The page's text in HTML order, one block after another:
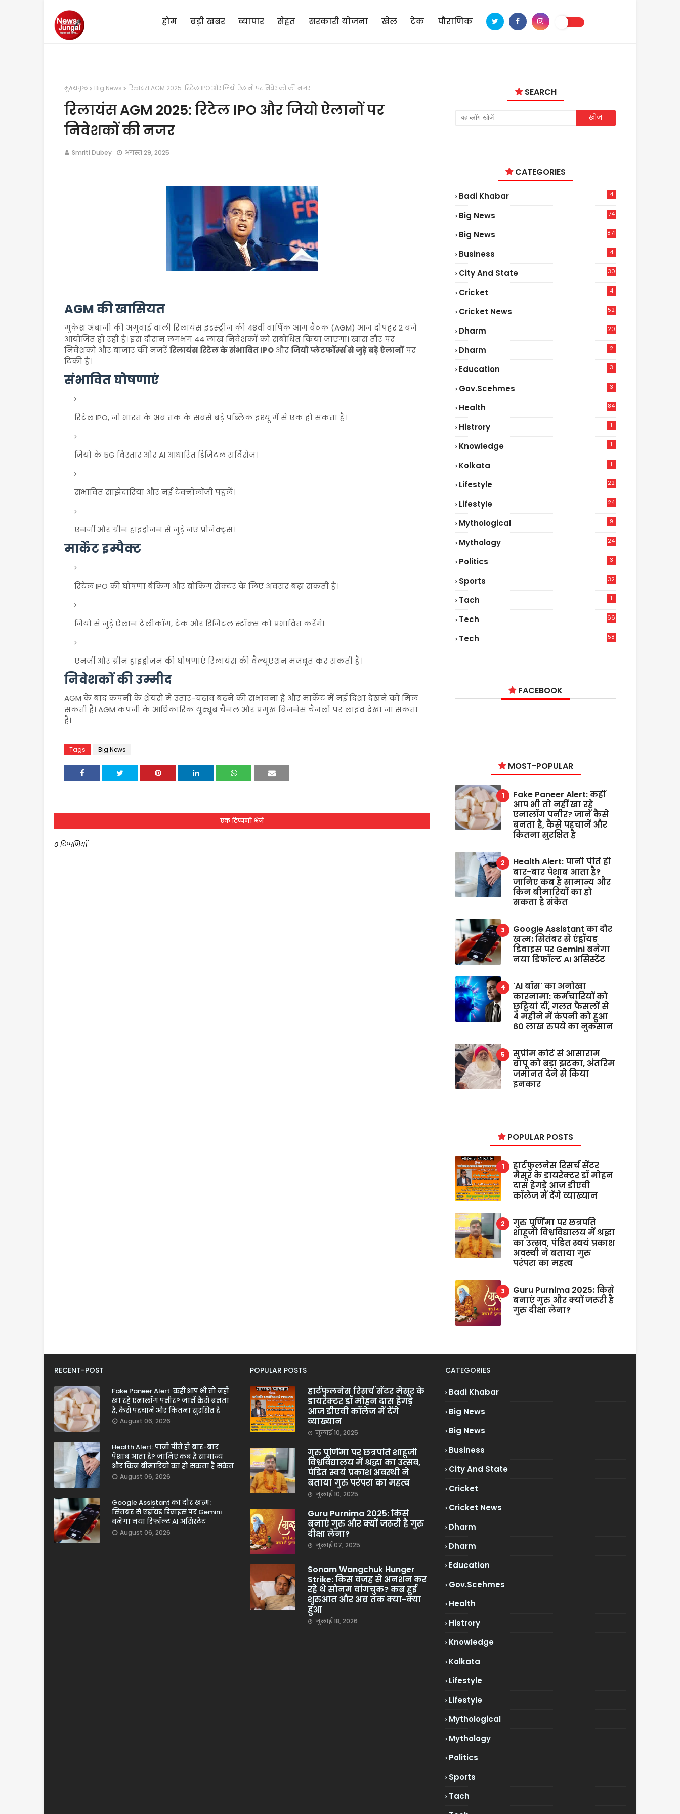
होम बड़ी खबर व्यापार सेहत सरकारी योजना खेल टेक पौराणिक
मुख्यपृष्ठ Big News रिलायंस AGM 2025: रिटेल IPO और जियो ऐलानों पर निवेशकों की नजर
रिलायंस AGM 2025: रिटेल IPO और जियो ऐलानों पर
निवेशकों की नजर
Smriti Dubey अगस्त 29, 2025
AGM की खासियत
मुकेश अंबानी की अगुवाई वाली रिलायंस इंडस्ट्रीज की 48वीं वार्षिक आम बैठक (AGM) आज दोपहर 2 बजे
आयोजित हो रही है। इस दौरान लगभग 44 लाख निवेशकों को संबोधित किया जाएगा। खास तौर पर
निवेशकों और बाजार की नजरेंरिलायंस रिटेल के संभावित IPO औरजियो प्लेटफॉर्म्स से जुड़े बड़े ऐलानोंपर
टिकी हैं।
संभावित घोषणाएं
रिटेल IPO, जो भारत के अब तक के सबसे बड़े पब्लिक इश्यू में से एक हो सकता है।
जियो के 5G विस्तार और AI आधारित डिजिटल सर्विसेज।
संभावित साझेदारियां और नई टेक्नोलॉजी पहलें।
एनर्जी और ग्रीन हाइड्रोजन से जुड़े नए प्रोजेक्ट्स।
मार्केट इम्पैक्ट
रिटेल IPO की घोषणा बैंकिंग और ब्रोकिंग सेक्टर के लिए अवसर बढ़ा सकती है।
जियो से जुड़े ऐलान टेलीकॉम, टेक और डिजिटल स्टॉक्स को प्रभावित करेंगे।
एनर्जी और ग्रीन हाइड्रोजन की घोषणाएं रिलायंस की वैल्यूएशन मजबूत कर सकती हैं।
निवेशकों की उम्मीद
AGM के बाद कंपनी के शेयरों में उतार-चढ़ाव बढ़ने की संभावना है और मार्केट में नई दिशा देखने को मिल
सकती है। AGM कंपनी के आधिकारिक यूट्यूब चैनल और प्रमुख बिजनेस चैनलों पर लाइव देखा जा सकता
है।
Tags Big News
एक टिप्पणी भेजें
0 टिप्पणियाँ
SEARCH
CATEGORIES
Badi Khabar 4
Big News
74
Big News 871
Business 4
City And State 30
Cricket 4
Cricket News
52
Dharm 20
Dharm 2
Education 3
Gov.scehmes 3
Health
84
Histrory 1
Knowledge 1
Kolkata 1
Lifestyle
22
Lifestyle
24
Mythological 9
Mythology 24
Politics 3
Sports 32
Tach 1
Tech
66
Tech
58
FACEBOOK
MOST-POPULAR
Fake Paneer Alert: कहीं
आप भी तो नहीं खा रहे
एनालॉग पनीर? जानें कैसे
बनता है, कैसे पहचानें और
कितना सुरक्षित है
Health Alert: पानी पीते ही
बार-बार पेशाब आता है?
जानिए कब है सामान्य और
किन बीमारियों का हो
सकता है संकेत
Google Assistant का दौर
खत्म: सितंबर से एंड्रॉयड
डिवाइस पर Gemini बनेगा
नया डिफॉल्ट AI असिस्टेंट
'AI बॉस' का अनोखा
कारनामा: कर्मचारियों को
छुट्टियां दीं, गलत फैसलों से
4 महीने में कंपनी को हुआ
60 लाख रुपये का नुकसान
सुप्रीम कोर्ट से आसाराम
बापू को बड़ा झटका, अंतरिम
जमानत देने से किया
इनकार
POPULAR POSTS
हार्टफुलनेस रिसर्च सेंटर
मैसूर के डायरेक्टर डॉ मोहन
दास हेगड़े आज डीएवी
कॉलेज में देंगे व्याख्यान
गुरु पूर्णिमा पर छत्रपति
शाहूजी विश्वविद्यालय में श्रद्धा
का उत्सव, पंडित स्वयं प्रकाश
अवस्थी ने बताया गुरु
परंपरा का महत्व
Guru Purnima 2025: किसे
बनाएं गुरु और क्यों जरूरी है
गुरु दीक्षा लेना?
RECENT-POST
Fake Paneer Alert: कहीं आप भी तो नहीं
खा रहे एनालॉग पनीर? जानें कैसे बनता
है, कैसे पहचानें और कितना सुरक्षित है
August 06, 2026
Health Alert: पानी पीते ही बार-बार
पेशाब आता है? जानिए कब है सामान्य
और किन बीमारियों का हो सकता है संकेत
August 06, 2026
Google Assistant का दौर खत्म:
सितंबर से एंड्रॉयड डिवाइस पर Gemini
बनेगा नया डिफॉल्ट AI असिस्टेंट
August 06, 2026
POPULAR POSTS
हार्टफुलनेस रिसर्च सेंटर मैसूर के
डायरेक्टर डॉ मोहन दास हेगड़े
आज डीएवी कॉलेज में देंगे
व्याख्यान
जुलाई 10, 2025
गुरु पूर्णिमा पर छत्रपति शाहूजी
विश्वविद्यालय में श्रद्धा का उत्सव,
पंडित स्वयं प्रकाश अवस्थी ने
बताया गुरु परंपरा का महत्व
जुलाई 10, 2025
Guru Purnima 2025: किसे
बनाएं गुरु और क्यों जरूरी है गुरु
दीक्षा लेना?
जुलाई 07, 2025
Sonam Wangchuk Hunger
Strike: किस वजह से अनशन कर
रहे थे सोनम वांगचुक? कब हुई
शुरुआत और अब तक क्या-क्या
हुआ
जुलाई 18, 2026
CATEGORIES
Badi Khabar
Big News
Big News
Business
City And State
Cricket
Cricket News
Dharm
Dharm
Education
Gov.scehmes
Health
Histrory
Knowledge
Kolkata
Lifestyle
Lifestyle
Mythological
Mythology
Politics
Sports
Tach